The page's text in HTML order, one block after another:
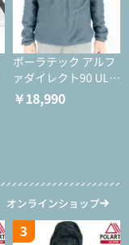
ポーラテック アルフ
ァダイレクト90 ULジ
ャケット
￥18,990
オンラインショップ
3